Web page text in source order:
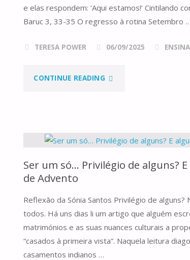
e elas respondem: ‘Aqui estamos!’ Cintilando
Baruc 3, 33-35 O regresso à rotina Setembro …
TERESA POWER 06/09/2025
CONTINUE READING "AQUI
Ser um só… Privilégio de alguns?
de Advento
Reflexão da Sónia Santos Privilégio de
todos. Há uns dias li um artigo que alguém
matrimónios e as suas nuances culturais a
“casados à primeira vista”. Naquela leitura
casamentos indianos …